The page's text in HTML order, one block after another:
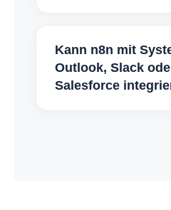
Kann n8n mit
Outlook, Slack
Salesforce